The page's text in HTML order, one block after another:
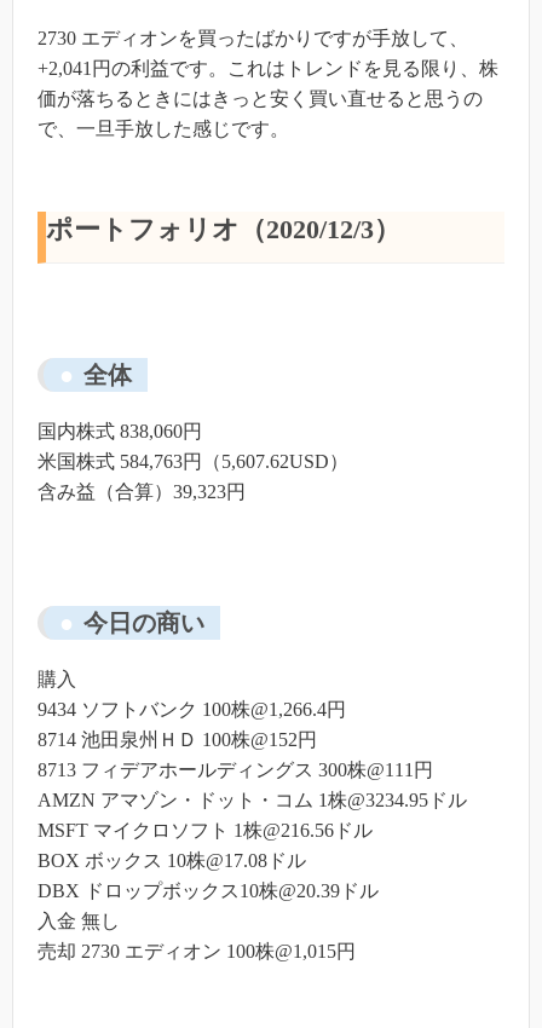
2730 エディオンを買ったばかりですが手放して、
+2,041円の利益です。これはトレンドを見る限り、株
価が落ちるときにはきっと安く買い直せると思うの
で、一旦手放した感じです。
ポートフォリオ（2020/12/3）
全体
国内株式 838,060円
米国株式 584,763円（5,607.62USD）
含み益（合算）39,323円
今日の商い
購入
9434 ソフトバンク 100株@1,266.4円
8714 池田泉州ＨＤ 100株@152円
8713 フィデアホールディングス 300株@111円
AMZN アマゾン・ドット・コム 1株@3234.95ドル
MSFT マイクロソフト 1株@216.56ドル
BOX ボックス 10株@17.08ドル
DBX ドロップボックス10株@20.39ドル
入金 無し
売却 2730 エディオン 100株@1,015円